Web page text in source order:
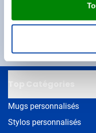
Une réduction de
Soyez toujours les
Top Catégories
Mugs personnalisés
Stylos personnalisés